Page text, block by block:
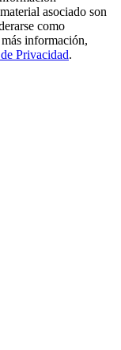
de copy trading
comercial, etc.
asociado son
como
información,
Privacidad.